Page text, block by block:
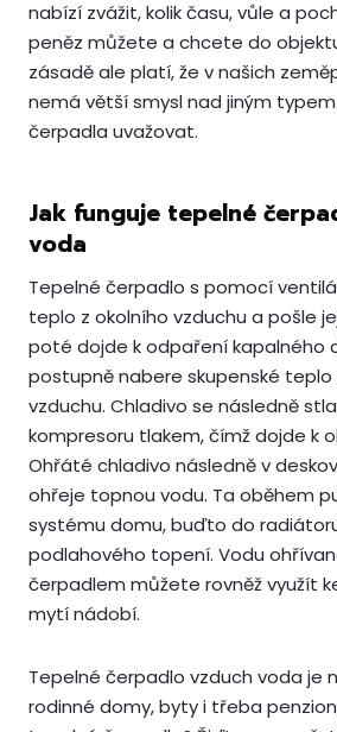
nabízí zvážit, kolik času, vůle a
peněz můžete a chcete do
zásadě ale platí, že v našich
nemá větší smysl nad jiným
čerpadla uvažovat.
Jak funguje tepelné
voda
Tepelné čerpadlo s pomocí
teplo z okolního vzduchu a pošle
poté dojde k odpaření kapalného
postupně nabere skupenské
vzduchu. Chladivo se následně
kompresoru tlakem, čímž dojde k
Ohřáté chladivo následně v
ohřeje topnou vodu. Ta oběhem
systému domu, buďto do
podlahového topení. Vodu
čerpadlem můžete rovněž využít
mytí nádobí.
Tepelné čerpadlo vzduch voda je
rodinné domy, byty i třeba